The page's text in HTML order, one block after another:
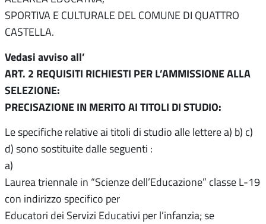
SPORTIVA E CULTURALE DEL COMUNE DI QUATTRO
CASTELLA.
Vedasi avviso all’
ART. 2 REQUISITI RICHIESTI PER L’AMMISSIONE ALLA
SELEZIONE:
PRECISAZIONE IN MERITO AI TITOLI DI STUDIO:
Le specifiche relative ai titoli di studio alle lettere a) b) c)
d) sono sostituite dalle seguenti :
a)
Laurea triennale in “Scienze dell’Educazione” classe L-19
con indirizzo specifico per
Educatori dei Servizi Educativi per l’infanzia; se